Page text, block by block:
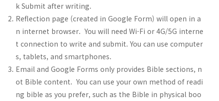
k Submit after writing.
Reflection page (created in Google Form) will open in a
n internet browser. You will need Wi-Fi or 4G/5G interne
t connection to write and submit. You can use computer
s, tablets, and smartphones.
Email and Google Forms only provides Bible sections, n
ot Bible content. You can use your own method of readi
ng bible as you prefer, such as the Bible in physical boo